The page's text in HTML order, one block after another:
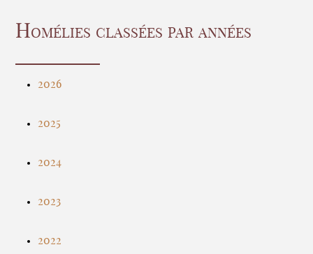
Homélies classées par années
2026
2025
2024
2023
2022